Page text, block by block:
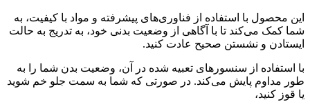
این محصول با استفاده از فناوری‌های پیشرفته و مواد با کیفیت، به
شما کمک می‌کند تا با آگاهی از وضعیت بدنی خود، به تدریج به حالت
ایستادن و نشستن صحیح عادت کنید.
با استفاده از سنسورهای تعبیه شده در آن، وضعیت بدن شما را به
طور مداوم پایش می‌کند. در صورتی که شما به سمت جلو خم شوید
یا قوز کنید،